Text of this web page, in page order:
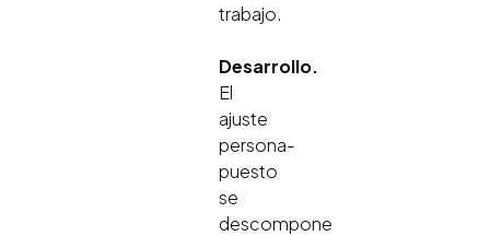
trabajo.
Desarrollo.
El
ajuste
persona-
puesto
se
descompone